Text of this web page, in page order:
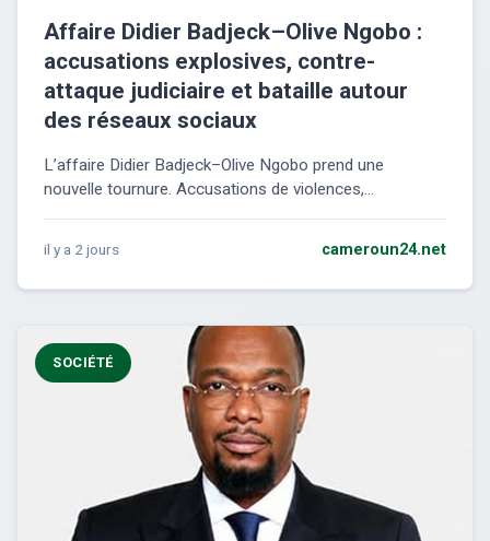
Affaire Didier Badjeck–Olive Ngobo :
accusations explosives, contre-
attaque judiciaire et bataille autour
des réseaux sociaux
L’affaire Didier Badjeck–Olive Ngobo prend une
nouvelle tournure. Accusations de violences,...
il y a 2 jours cameroun24.net
SOCIÉTÉ